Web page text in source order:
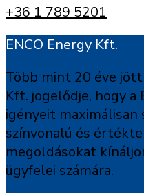
+36 1 789 5201
ENCO Energy Kft.
Több mint 20 éve
Kft. jogelődje, hogy
igényeit
színvonalú és
megoldásokat
ügyfelei számára.